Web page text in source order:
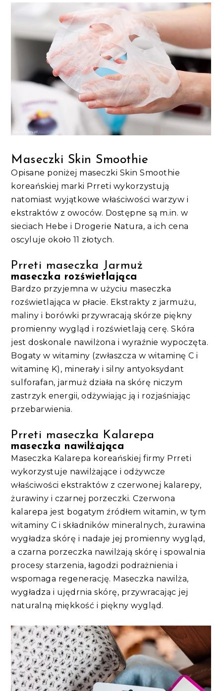
Maseczki Skin Smoothie
Opisane poniżej maseczki Skin Smoothie
koreańskiej marki Prreti wykorzystują
natomiast wyjątkowe właściwości warzyw i
ekstraktów z owoców. Dostępne są m.in. w
sieciach Hebe i Drogerie Natura, a ich cena
oscyluje około 11 złotych.
Prreti maseczka Jarmuż
maseczka rozświetlająca
Bardzo przyjemna w użyciu maseczka
rozświetlająca w płacie. Ekstrakty z jarmużu,
maliny i borówki przywracają skórze piękny
promienny wygląd i rozświetlają cerę. Skóra
jest doskonale nawilżona i wyraźnie wypoczęta.
Bogaty w witaminy (zwłaszcza w witaminę C i
witaminę K), minerały i silny antyoksydant
sulforafan, jarmuż działa na skórę niczym
zastrzyk energii, odżywiając ją i rozjaśniając
przebarwienia.
Prreti maseczka Kalarepa
maseczka nawilżająca
Maseczka Kalarepa koreańskiej firmy Prreti
wykorzystuje nawilżające i odżywcze
właściwości ekstraktów z czerwonej kalarepy,
żurawiny i czarnej porzeczki. Czerwona
kalarepa jest bogatym źródłem witamin, w tym
witaminy C i składników mineralnych, żurawina
wygładza skórę i nadaje jej promienny wygląd,
a czarna porzeczka nawilżają skórę i spowalnia
procesy starzenia, łagodzi podrażnienia i
wspomaga regenerację. Maseczka nawilża,
wygładza i ujędrnia skórę, przywracając jej
naturalną miękkość i piękny wygląd.